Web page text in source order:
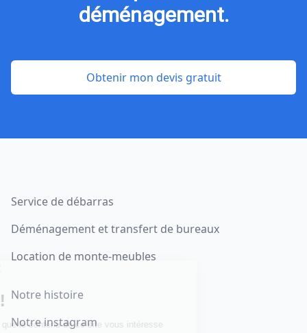
déménagement.
Obtenir mon devis gratuit
Service de débarras
Déménagement et transfert de bureaux
Location de monte-meubles
Notre histoire
Notre instagram